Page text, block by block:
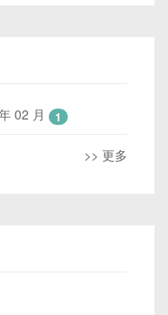
02 月 1
>> 更多